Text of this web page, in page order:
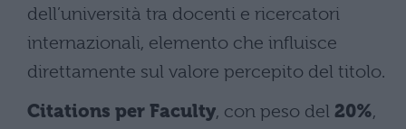
dell’università tra docenti e ricercatori
internazionali, elemento che influisce
direttamente sul valore percepito del titolo.
Citations per Faculty, con peso del 20%,